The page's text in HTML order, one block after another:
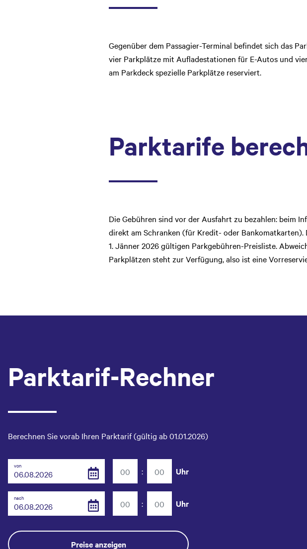
Gegenüber dem Passagier-Terminal befindet sich das
vier Parkplätze mit Aufladestationen für E-Autos und
am Parkdeck spezielle Parkplätze reserviert.
Parktarife
Die Gebühren sind vor der Ausfahrt zu bezahlen: beim
direkt am Schranken (für Kredit- oder Bankomatkarten).
1. Jänner 2026 gültigen Parkgebühren-Preisliste.
Parkplätzen steht zur Verfügung, also ist eine
Parktarif-Rechner
Berechnen Sie vorab Ihren Parktarif (gültig ab 01.01.2026)
von
: Uhr
nach
: Uhr
Preise anzeigen